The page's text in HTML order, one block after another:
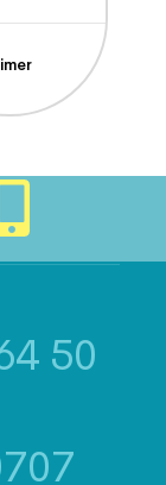
50